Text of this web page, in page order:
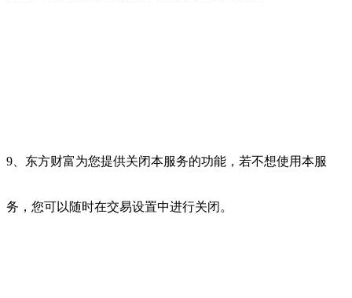
9、东方财富为您提供关闭本服务的功能，若不想使用本服
务，您可以随时在交易设置中进行关闭。